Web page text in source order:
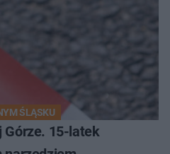
ŚLĄSKU
Górze. 15-latek